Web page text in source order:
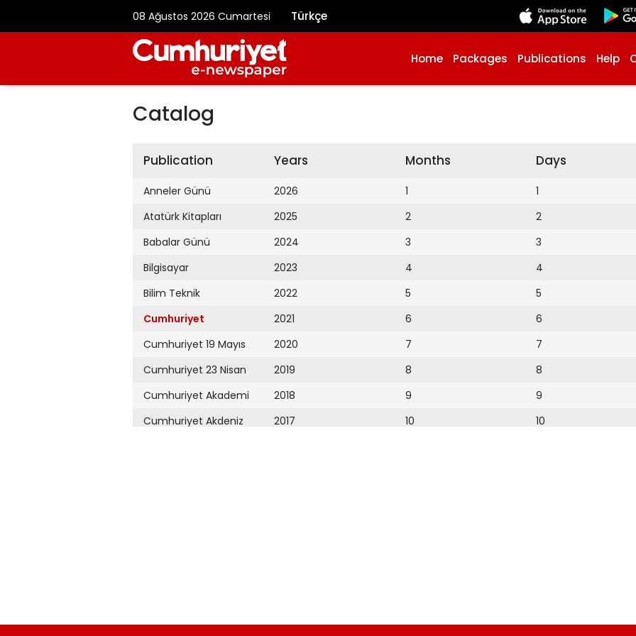
08 Ağustos 2026 Cumartesi Türkçe
Home Packages Publications Help
Catalog
Publication
Anneler Günü
Atatürk Kitapları
Babalar Günü
Bilgisayar
Bilim Teknik
Cumhuriyet
Cumhuriyet 19 Mayıs
Cumhuriyet 23 Nisan
Cumhuriyet Akademi
Cumhuriyet Akdeniz
Cumhuriyet Çevre
Years
2026
2025
2024
2023
2022
2021
2020
2019
2018
2017
2009
Months
1
2
3
4
5
6
7
8
9
10
Days
1
2
3
4
5
6
7
8
9
10
18